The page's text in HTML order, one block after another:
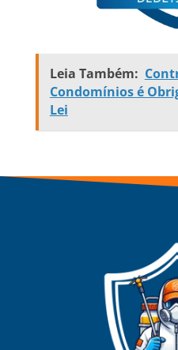
Leia Também:
Condomínios é
Lei